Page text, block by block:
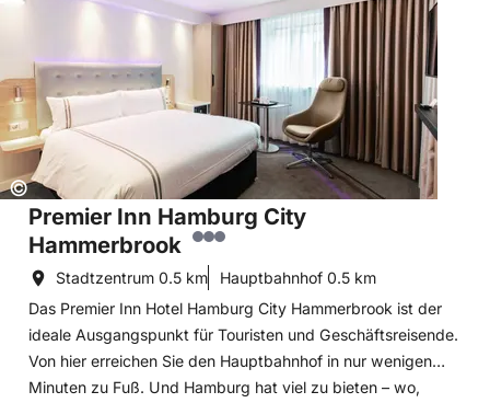
Copyright:
©
Premier Inn Hamburg City
Hammerbrook
Stadtzentrum 0.5 km Hauptbahnhof 0.5 km
Das Premier Inn Hotel Hamburg City Hammerbrook ist der
ideale Ausgangspunkt für Touristen und Geschäftsreisende.
Von hier erreichen Sie den Hauptbahnhof in nur wenigen
Minuten zu Fuß. Und Hamburg hat viel zu bieten – wo,